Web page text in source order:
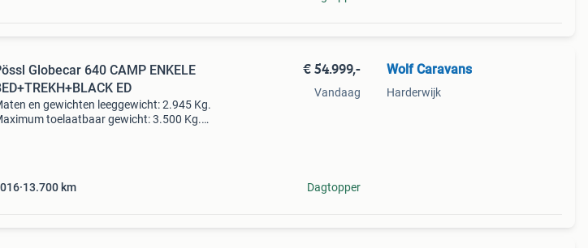
Globecar 640 CAMP ENKELE
ED
en gewichten leeggewicht: 2.945 Kg.
toelaatbaar gewicht: 3.500 Kg.
13.700 km
€ 54.999,-
Vandaag
Dagtopper
Wolf Caravans
Harderwijk